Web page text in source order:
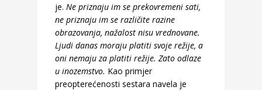
je. Ne priznaju im se prekovremeni sati,
ne priznaju im se različite razine
obrazovanja, nažalost nisu vrednovane.
Ljudi danas moraju platiti svoje režije, a
oni nemaju za platiti režije. Zato odlaze
u inozemstvo. Kao primjer
preopterećenosti sestara navela je